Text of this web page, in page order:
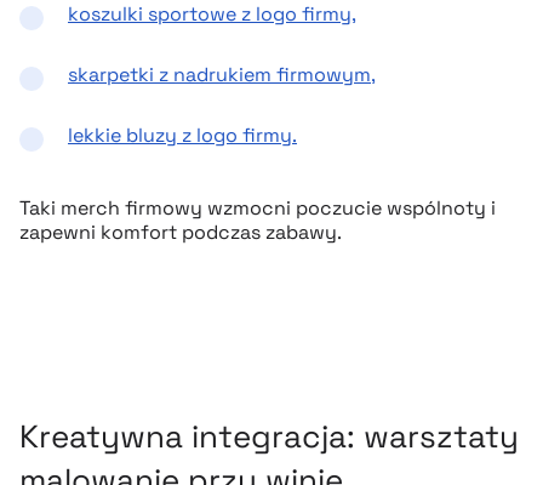
koszulki sportowe z logo firmy,
skarpetki z nadrukiem firmowym,
lekkie bluzy z logo firmy.
Taki merch firmowy wzmocni poczucie wspólnoty i
zapewni komfort podczas zabawy.
Kreatywna integracja: warsztaty